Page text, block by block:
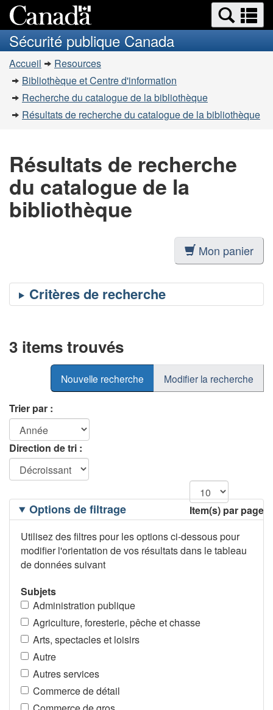
au
contenu
à
la
simplifiée
Recherche
et
menus
et
Sécurité publique Canada
Vous
êtes
ici
Accueil
Resources
Bibliothèque et Centre d'information
Recherche du catalogue de la bibliothèque
Résultats de recherche du catalogue de la bibliothèque
Résultats de recherche
du catalogue de la
bibliothèque
Mon panier
3 items trouvés
Nouvelle recherche Modifier la recherche
Trier par :
Direction de tri :
Item(s) par page
Filtrage
desOptions de filtrage
Utilisez des filtres pour les options ci-dessous pour
modifier l'orientation de vos résultats dans le tableau
de données suivant
Subjets
Administration publique
Agriculture, foresterie, pêche et chasse
Arts, spectacles et loisirs
Autre
Autres services
Commerce de détail